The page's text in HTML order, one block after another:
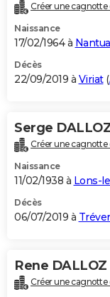
Créer une cagnotte
Naissance
17/02/1964 à Nantua
Décès
22/09/2019 à Viriat(
Serge
Créer une cagnotte
Naissance
11/02/1938 à Lons-
Décès
06/07/2019 à
Rene DALLOZ
Créer une cagnotte